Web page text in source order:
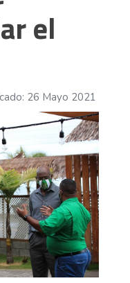
el
26 Mayo 2021